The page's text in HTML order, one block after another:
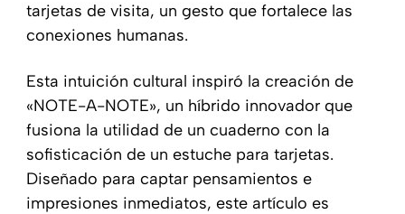
tarjetas de visita, un gesto que fortalece las
conexiones humanas.
Esta intuición cultural inspiró la creación de
«NOTE-A-NOTE», un híbrido innovador que
fusiona la utilidad de un cuaderno con la
sofisticación de un estuche para tarjetas.
Diseñado para captar pensamientos e
impresiones inmediatos, este artículo es